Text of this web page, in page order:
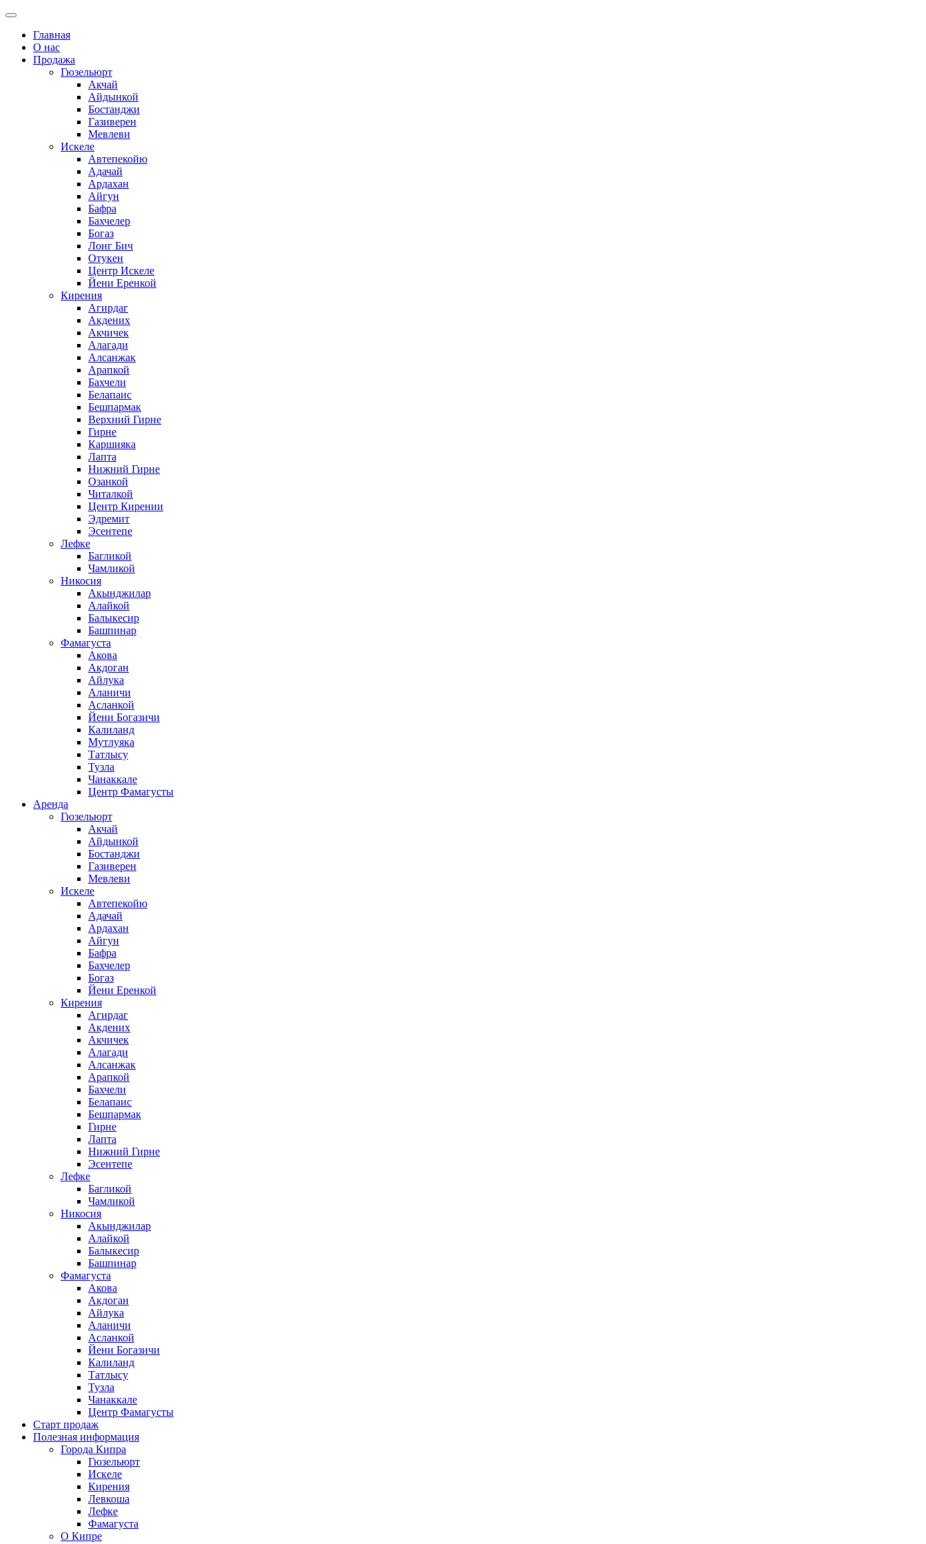
Главная
О нас
Продажа
Гюзельюрт
Акчай
Айдынкой
Бостанджи
Газиверен
Мевлеви
Искеле
Автепекойю
Адачай
Ардахан
Айгун
Бафра
Бахчелер
Богаз
Лонг Бич
Отукен
Центр Искеле
Йени Еренкой
Кирения
Агирдаг
Акдених
Акчичек
Алагади
Алсанжак
Арапкой
Бахчели
Белапаис
Бешпармак
Верхний Гирне
Гирне
Каршияка
Лапта
Нижний Гирне
Озанкой
Читалкой
Центр Кирении
Эдремит
Эсентепе
Лефке
Багликой
Чамликой
Никосия
Акынджилар
Алайкой
Балыкесир
Башпинар
Фамагуста
Акова
Акдоган
Айлука
Аланичи
Асланкой
Йени Богазичи
Калиланд
Мутлуяка
Татлысу
Тузла
Чанаккале
Центр Фамагусты
Аренда
Гюзельюрт
Акчай
Айдынкой
Бостанджи
Газиверен
Мевлеви
Искеле
Автепекойю
Адачай
Ардахан
Айгун
Бафра
Бахчелер
Богаз
Йени Еренкой
Кирения
Агирдаг
Акдених
Акчичек
Алагади
Алсанжак
Арапкой
Бахчели
Белапаис
Бешпармак
Гирне
Лапта
Нижний Гирне
Эсентепе
Лефке
Багликой
Чамликой
Никосия
Акынджилар
Алайкой
Балыкесир
Башпинар
Фамагуста
Акова
Акдоган
Айлука
Аланичи
Асланкой
Йени Богазичи
Калиланд
Татлысу
Тузла
Чанаккале
Центр Фамагусты
Старт продаж
Полезная информация
Города Кипра
Гюзельюрт
Искеле
Кирения
Левкоша
Лефке
Фамагуста
О Кипре